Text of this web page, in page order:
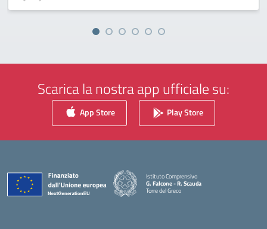
Scarica la nostra app ufficiale su:
App Store Play Store
Istituto Comprensivo
G. Falcone - R. Scauda
Torre del Greco